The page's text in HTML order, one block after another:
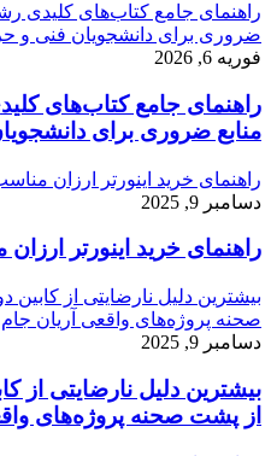
راهنمای جامع کتاب‌های کلیدی
ضروری برای دانشجویان فنی و
فوریه 6, 2026
راهنمای جامع کتاب‌های
منابع ضروری برای
راهنمای خرید اینورتر ارزان
دسامبر 9, 2025
راهنمای خرید اینورتر
بیشترین دلیل نارضایتی از
صحنه پروژه‌های واقعی آریان جام
دسامبر 9, 2025
بیشترین دلیل نارضایتی
از پشت صحنه پروژه‌های